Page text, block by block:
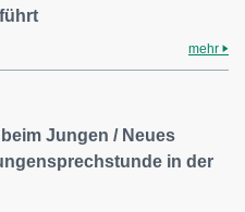
mehr
Jungen / Neues
in der